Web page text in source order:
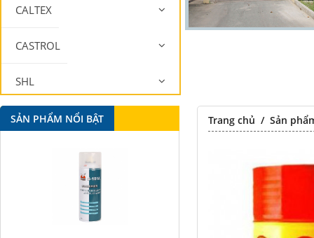
CALTEX
CASTROL
SHL
MOBIL Trang chủ /Sản
SẢN PHẨM NỔI BẬT